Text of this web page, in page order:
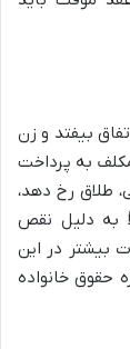
بیفتد و زن
به پرداخت
طلاق رخ دهد،
به دلیل نقص
بیشتر در این
حقوق خانواده